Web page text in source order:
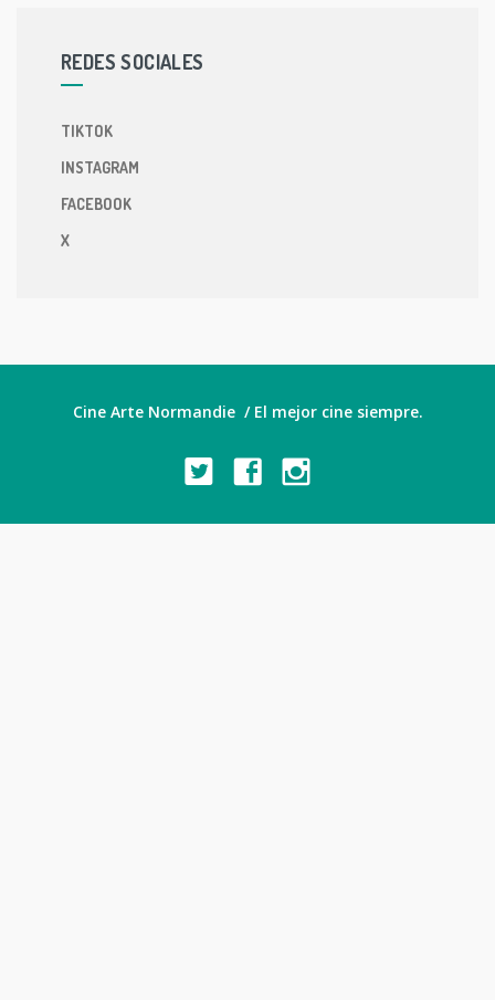
REDES SOCIALES
TIKTOK
INSTAGRAM
FACEBOOK
X
Cine Arte Normandie / El mejor cine siempre.